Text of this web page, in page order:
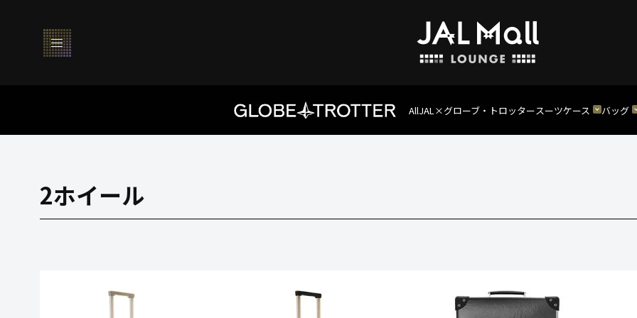
AllJAL×グローブ・トロッタースーツケース バッグ
2ホイール